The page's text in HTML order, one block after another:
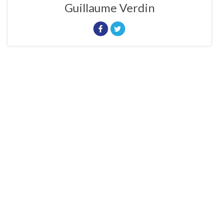
Guillaume Verdin